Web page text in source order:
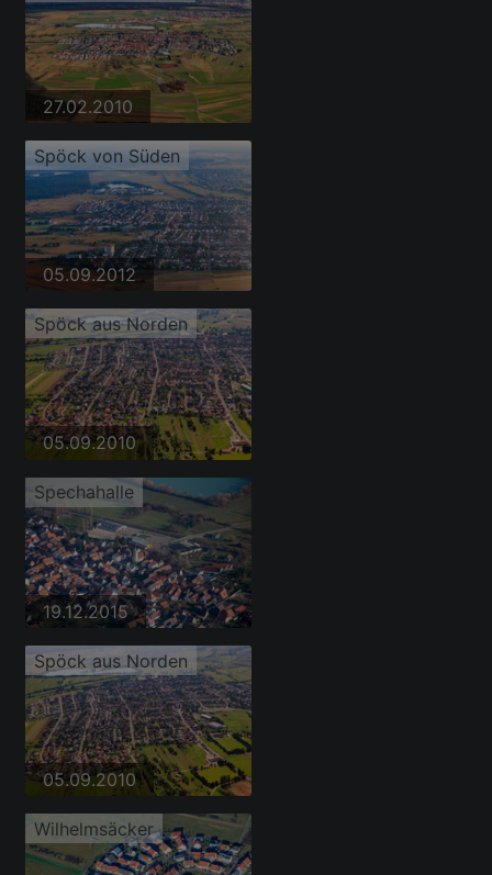
27.02.2010
Spöck von Süden
05.09.2012
Spöck aus Norden
05.09.2010
Spechahalle
19.12.2015
Spöck aus Norden
05.09.2010
Wilhelmsäcker